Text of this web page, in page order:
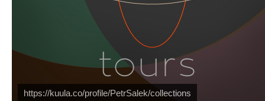
https://kuula.co/profile/PetrSalek/collections
Náš mediální partnerFotoVideo.cz
PetrSalek.com